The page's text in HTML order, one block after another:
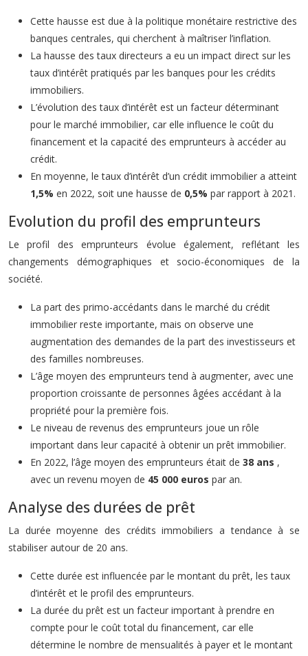
Cette hausse est due à la politique monétaire restrictive des
banques centrales, qui cherchent à maîtriser l’inflation.
La hausse des taux directeurs a eu un impact direct sur les
taux d’intérêt pratiqués par les banques pour les crédits
immobiliers.
L’évolution des taux d’intérêt est un facteur déterminant
pour le marché immobilier, car elle influence le coût du
financement et la capacité des emprunteurs à accéder au
crédit.
En moyenne, le taux d’intérêt d’un crédit immobilier a atteint
1,5% en 2022, soit une hausse de 0,5% par rapport à 2021.
Evolution du profil des emprunteurs
Le profil des emprunteurs évolue également, reflétant les
changements démographiques et socio-économiques de la
société.
La part des primo-accédants dans le marché du crédit
immobilier reste importante, mais on observe une
augmentation des demandes de la part des investisseurs et
des familles nombreuses.
L’âge moyen des emprunteurs tend à augmenter, avec une
proportion croissante de personnes âgées accédant à la
propriété pour la première fois.
Le niveau de revenus des emprunteurs joue un rôle
important dans leur capacité à obtenir un prêt immobilier.
En 2022, l’âge moyen des emprunteurs était de 38 ans ,
avec un revenu moyen de 45 000 euros par an.
Analyse des durées de prêt
La durée moyenne des crédits immobiliers a tendance à se
stabiliser autour de 20 ans.
Cette durée est influencée par le montant du prêt, les taux
d’intérêt et le profil des emprunteurs.
La durée du prêt est un facteur important à prendre en
compte pour le coût total du financement, car elle
détermine le nombre de mensualités à payer et le montant